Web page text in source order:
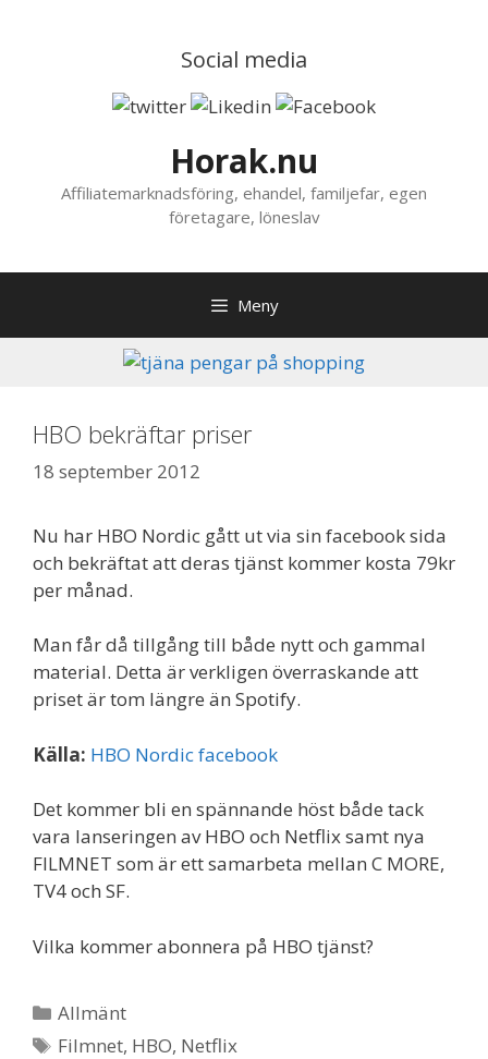
Social media
Horak.nu
Affiliatemarknadsföring, ehandel, familjefar, egen
företagare, löneslav
Meny
HBO bekräftar priser
18 september 2012
Nu har HBO Nordic gått ut via sin facebook sida
och bekräftat att deras tjänst kommer kosta 79kr
per månad.
Man får då tillgång till både nytt och gammal
material. Detta är verkligen överraskande att
priset är tom längre än Spotify.
Källa: HBO Nordic facebook
Det kommer bli en spännande höst både tack
vara lanseringen av HBO och Netflix samt nya
FILMNET som är ett samarbeta mellan C MORE,
TV4 och SF.
Vilka kommer abonnera på HBO tjänst?
Kategorier
Allmänt
Etiketter
Filmnet, HBO, Netflix